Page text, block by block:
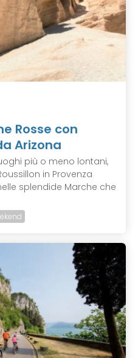
Rosse con
Arizona
più o meno lontani,
in Provenza
splendide Marche che